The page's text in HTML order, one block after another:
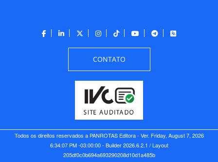
CONTATO
Todos os direitos reservados a PANROTAS Editora - Ver. Friday, August 7, 2026
6:34:07 PM -03:00:00 - Builder 2026.6.2.1 / Layout
205df0c0b694a693290208d10d1a485b